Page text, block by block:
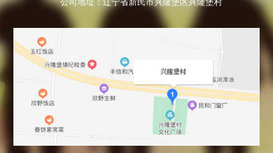
公司地址：辽宁省新民市兴隆堡区兴隆堡村